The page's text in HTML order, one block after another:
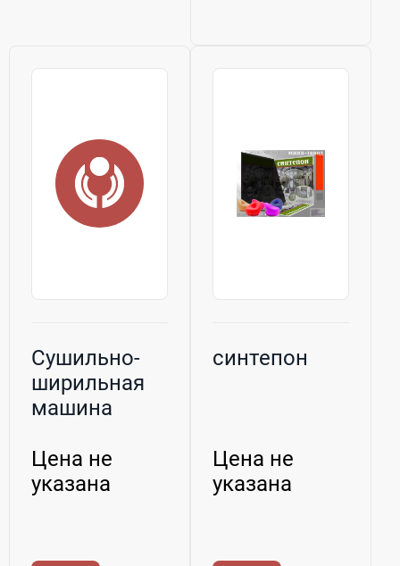
Сушильно-
ширильная
машина
Цена не
указана
синтепон
Цена не
указана